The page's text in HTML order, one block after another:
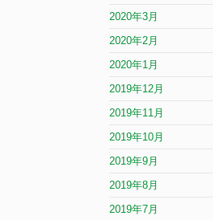
2020年3月
2020年2月
2020年1月
2019年12月
2019年11月
2019年10月
2019年9月
2019年8月
2019年7月